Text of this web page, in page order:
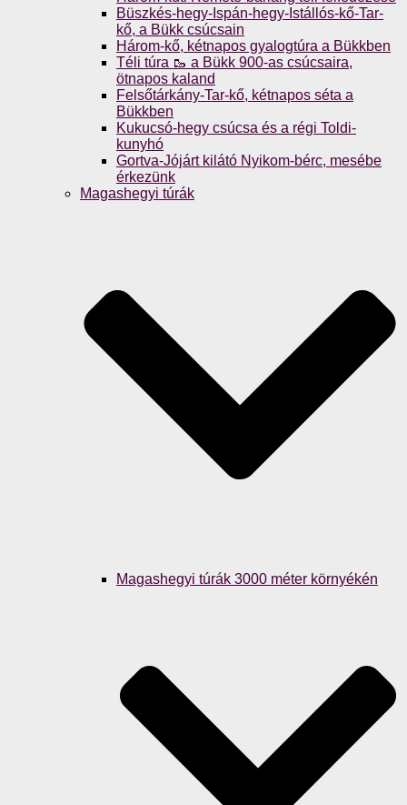
Büszkés-hegy-Ispán-hegy-Istállós-kő-Tar-
kő, a Bükk csúcsain
Három-kő, kétnapos gyalogtúra a Bükkben
Téli túra 🥾 a Bükk 900-as csúcsaira,
ötnapos kaland
Felsőtárkány-Tar-kő, kétnapos séta a
Bükkben
Kukucsó-hegy csúcsa és a régi Toldi-
kunyhó
Gortva-Jójárt kilátó Nyikom-bérc, mesébe
érkezünk
Magashegyi túrák
Magashegyi túrák 3000 méter környékén